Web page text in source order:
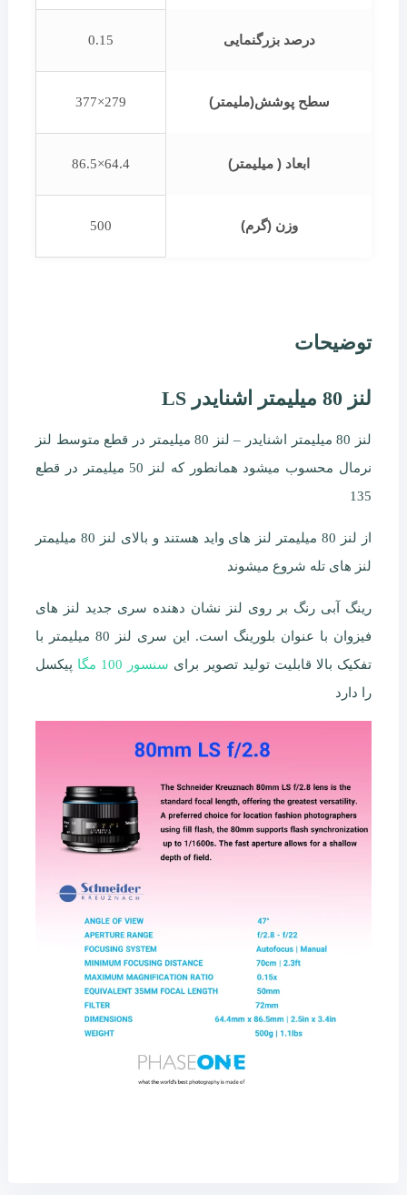
توضیحات
لنز 80 میلیمتر اشنایدر LS
لنز 80 میلیمتر اشنایدر – لنز 80 میلیمتر در قطع متوسط لنز
نرمال محسوب میشود همانطور که لنز 50 میلیمتر در قطع
135
از لنز 80 میلیمتر لنز های واید هستند و بالای لنز 80 میلیمتر
لنز های تله شروع میشوند
رینگ آبی رنگ بر روی لنز نشان دهنده سری جدید لنز های
فیزوان با عنوان بلورینگ است. این سری لنز 80 میلیمتر با
تفکیک بالا قابلیت تولید تصویر برای سنسور 100 مگا
پیکسل
را دارد
درصد بزرگنمایی 0.15
سطح پوشش(ملیمتر) 279×377
ابعاد ( میلیمتر) 64.4×86.5
وزن (گرم) 500